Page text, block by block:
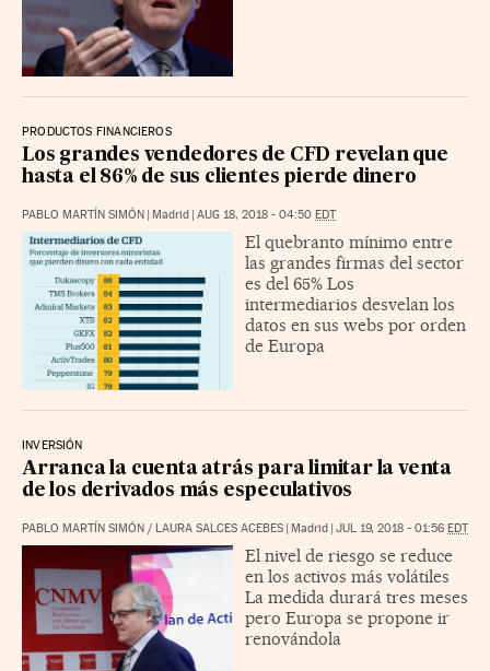
PRODUCTOS FINANCIEROS
Los grandes vendedores de CFD revelan que
hasta el 86% de sus clientes pierde dinero
PABLO MARTÍN SIMÓN | Madrid | AUG 18, 2018 - 04:50 EDT
El quebranto mínimo entre
las grandes firmas del sector
es del 65% Los
intermediarios desvelan los
datos en sus webs por orden
de Europa
INVERSIÓN
Arranca la cuenta atrás para limitar la venta
de los derivados más especulativos
PABLO MARTÍN SIMÓN / LAURA SALCES ACEBES | Madrid | JUL 19, 2018 - 01:56 EDT
El nivel de riesgo se reduce
en los activos más volátiles
La medida durará tres meses
pero Europa se propone ir
renovándola